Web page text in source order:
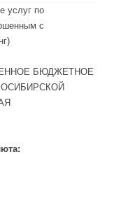
услуг по
с
БЮДЖЕТНОЕ